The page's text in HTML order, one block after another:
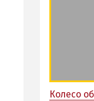
Колесо